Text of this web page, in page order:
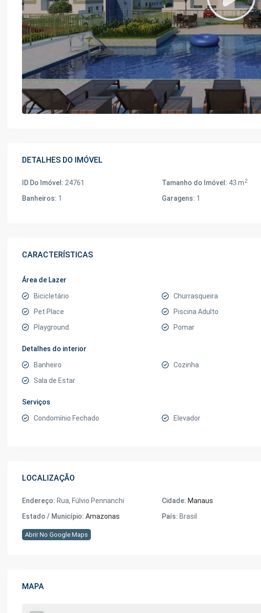
DETALHES DO IMÓVEL
ID Do Imóvel: 24761 Tamanho do Imóvel: 43 m2
Banheiros: 1 Garagens: 1
CARACTERÍSTICAS
Área de Lazer
Bicicletário Churrasqueira
Pet Place
Piscina Adulto
Playground
Pomar
Detalhes do interior
Banheiro Cozinha
Sala de Estar
Serviços
Condomínio Fechado Elevador
LOCALIZAÇÃO
Endereço: Rua, Fúlvio Pennanchi Cidade: Manaus
Estado / Município: Amazonas País: Brasil
Abrir No Google Maps
MAPA